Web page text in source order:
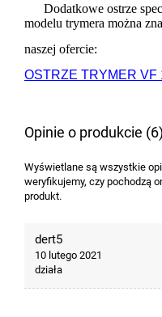
Dodatkowe ostrze
modelu trymera można
naszej ofercie:
OSTRZE TRYMER VF
Opinie o produkcie (6)
Wyświetlane są wszystkie
weryfikujemy, czy pochodzą
produkt.
dert5
10 lutego 2021
działa